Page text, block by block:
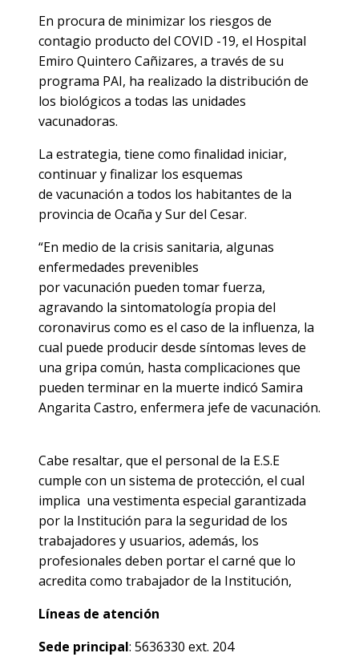
En procura de minimizar los riesgos de
contagio producto del COVID -19, el Hospital
Emiro Quintero Cañizares, a través de su
programa PAI, ha realizado la distribución de
los biológicos a todas las unidades
vacunadoras.
La estrategia, tiene como finalidad iniciar,
continuar y finalizar los esquemas
de vacunación a todos los habitantes de la
provincia de Ocaña y Sur del Cesar.
“En medio de la crisis sanitaria, algunas
enfermedades prevenibles
por vacunación pueden tomar fuerza,
agravando la sintomatología propia del
coronavirus como es el caso de la influenza, la
cual puede producir desde síntomas leves de
una gripa común, hasta complicaciones que
pueden terminar en la muerte indicó Samira
Angarita Castro, enfermera jefe de vacunación.
Cabe resaltar, que el personal de la E.S.E
cumple con un sistema de protección, el cual
implica una vestimenta especial garantizada
por la Institución para la seguridad de los
trabajadores y usuarios, además, los
profesionales deben portar el carné que lo
acredita como trabajador de la Institución,
Líneas de atención
Sede principal: 5636330 ext. 204